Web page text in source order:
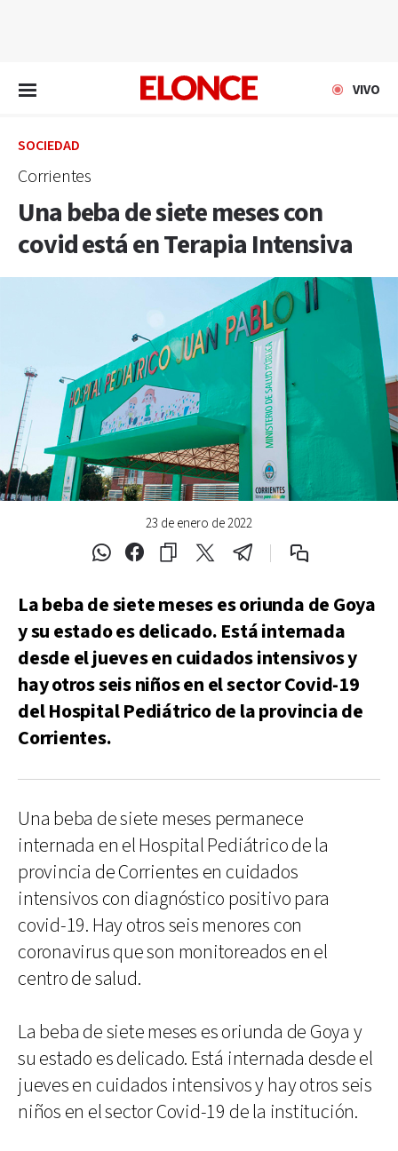
VIVO
SOCIEDAD
Corrientes
Una beba de siete meses con
covid está en Terapia Intensiva
23 de enero de 2022
La beba de siete meses es oriunda de Goya
y su estado es delicado. Está internada
desde el jueves en cuidados intensivos y
hay otros seis niños en el sector Covid-19
del Hospital Pediátrico de la provincia de
Corrientes.
Una beba de siete meses permanece
internada en el Hospital Pediátrico de la
provincia de Corrientes en cuidados
intensivos con diagnóstico positivo para
covid-19. Hay otros seis menores con
coronavirus que son monitoreados en el
centro de salud.
La beba de siete meses es oriunda de Goya y
su estado es delicado. Está internada desde el
jueves en cuidados intensivos y hay otros seis
niños en el sector Covid-19 de la institución.